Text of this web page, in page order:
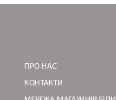
ПРО НАС
КОНТАКТИ